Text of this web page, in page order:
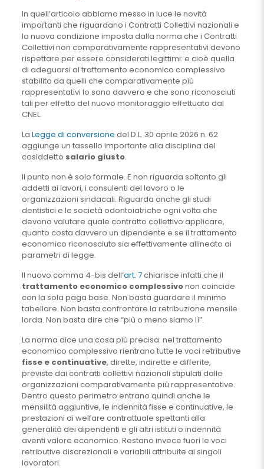
In quell’articolo abbiamo messo in luce le novità
importanti che riguardano i Contratti Collettivi nazionali e
la nuova condizione imposta dalla norma che i Contratti
Collettivi non comparativamente rappresentativi devono
rispettare per essere considerati legittimi: e cioè quella
di adeguarsi al trattamento economico complessivo
stabilito da quelli che comparativamente più
rappresentativi lo sono davvero e che sono riconosciuti
tali per effetto del nuovo monitoraggio effettuato dal
CNEL.
La Legge di conversione del D.L. 30 aprile 2026 n. 62
aggiunge un tassello importante alla disciplina del
cosiddetto salario giusto.
Il punto non è solo formale. E non riguarda soltanto gli
addetti ai lavori, i consulenti del lavoro o le
organizzazioni sindacali. Riguarda anche gli studi
dentistici e le società odontoiatriche ogni volta che
devono valutare quale contratto collettivo applicare,
quanto costa davvero un dipendente e se il trattamento
economico riconosciuto sia effettivamente allineato ai
parametri di legge.
Il nuovo comma 4-bis dell’art. 7chiarisce infatti che il
trattamento economico complessivonon coincide
con la sola paga base. Non basta guardare il minimo
tabellare. Non basta confrontare la retribuzione mensile
lorda. Non basta dire che “più o meno siamo lì”.
La norma dice una cosa più precisa: nel trattamento
economico complessivo rientrano tutte le voci retributive
fisse e continuative, dirette, indirette e differite,
previste dai contratti collettivi nazionali stipulati dalle
organizzazioni comparativamente più rappresentative.
Dentro questo perimetro entrano quindi anche le
mensilità aggiuntive, le indennità fisse e continuative, le
prestazioni di welfare contrattuale spettanti alla
generalità dei dipendenti e gli altri istituti o indennità
aventi valore economico. Restano invece fuori le voci
retributive discrezionali e variabili attribuite ai singoli
lavoratori.